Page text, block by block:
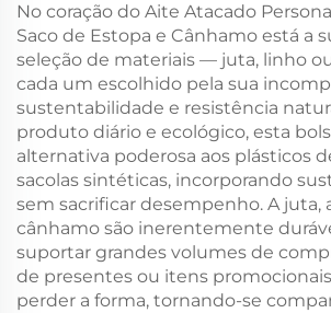
No coração do Aite Atacado
Saco de Estopa e Cânhamo está a
seleção de materiais — juta, linho
cada um escolhido pela sua
sustentabilidade e resistência
produto diário e ecológico, esta
alternativa poderosa aos plásticos
sacolas sintéticas, incorporando
sem sacrificar desempenho. A juta,
cânhamo são inerentemente
suportar grandes volumes de
de presentes ou itens
perder a forma, tornando-se